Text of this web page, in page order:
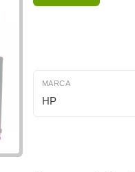
MARCA
HP